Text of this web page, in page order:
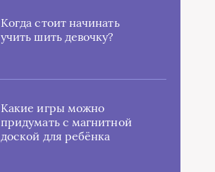
Когда стоит начинать
учить шить девочку?
Какие игры можно
придумать с магнитной
доской для ребёнка